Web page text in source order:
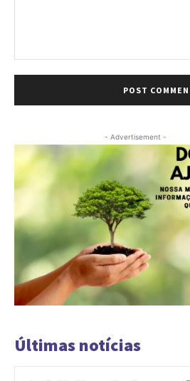
- Advertisement -
Últimas notícias